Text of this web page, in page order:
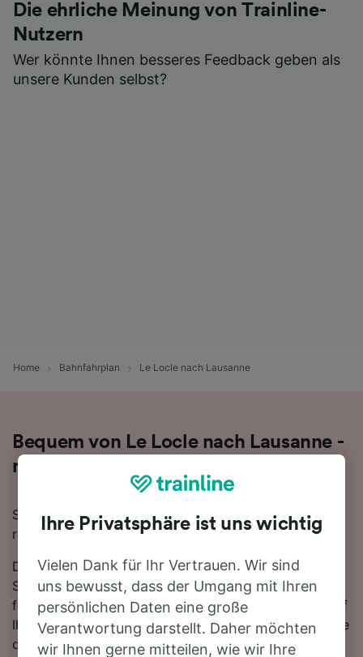
Die ehrliche Meinung von Trainline-
Nutzern
Wer könnte Ihnen besseres Feedback geben als
unsere Kunden selbst?
Home Bahnfahrplan Le Locle nach Lausanne
Bequem von Le Locle nach Lausanne -
nehmen Sie den Zug!
Sie wollen mit dem Zug von Le Locle nach Lausanne
reisen? Dann sind Sie bei uns genau richtig!
Die Fahrtzeit beträgt mit der schnellsten Verbindung 1
Stunde 36 Minuten. Auf der 61 km langen Strecke
fahren für gewöhnlich 41 Züge am Tag. Sie müssen auf
Ihrer Fahrt nach Lausanne 1-mal umsteigen. Nutzen Sie
den SBB-Zug und fahren Sie mit den schnellsten
Ihre Privatsphäre ist uns wichtig
Vielen Dank für Ihr Vertrauen. Wir sind
uns bewusst, dass der Umgang mit Ihren
persönlichen Daten eine große
Verantwortung darstellt. Daher möchten
wir Ihnen gerne mitteilen, wie wir Ihre